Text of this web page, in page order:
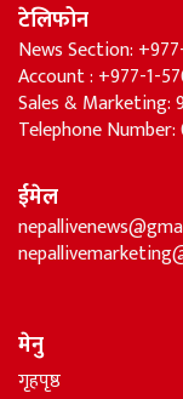
टेलिफोन
News Section:
Account : +977-1-
Sales & Marketing:
Telephone Number:
ईमेल
मेनु
गृहपृष्ठ